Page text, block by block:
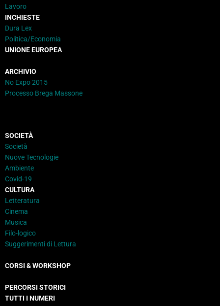
Lavoro
INCHIESTE
Dura Lex
Politica/Economia
UNIONE EUROPEA
ARCHIVIO
No Expo 2015
Processo Brega Massone
SOCIETÀ
Società
Nuove Tecnologie
Ambiente
Covid-19
CULTURA
Letteratura
Cinema
Musica
Filo-logico
Suggerimenti di Lettura
CORSI & WORKSHOP
PERCORSI STORICI
TUTTI I NUMERI